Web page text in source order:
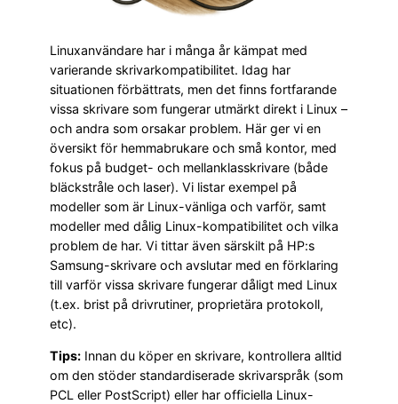
Linuxanvändare har i många år kämpat med
varierande skrivarkompatibilitet. Idag har
situationen förbättrats, men det finns fortfarande
vissa skrivare som fungerar utmärkt direkt i Linux –
och andra som orsakar problem. Här ger vi en
översikt för hemmabrukare och små kontor, med
fokus på budget- och mellanklasskrivare (både
bläckstråle och laser). Vi listar exempel på
modeller som är Linux-vänliga och varför, samt
modeller med dålig Linux-kompatibilitet och vilka
problem de har. Vi tittar även särskilt på HP:s
Samsung-skrivare och avslutar med en förklaring
till varför vissa skrivare fungerar dåligt med Linux
(t.ex. brist på drivrutiner, proprietära protokoll,
etc).
Tips: Innan du köper en skrivare, kontrollera alltid
om den stöder standardiserade skrivarspråk (som
PCL eller PostScript) eller har officiella Linux-